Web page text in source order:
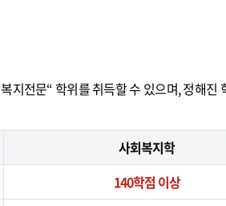
지전문“ 학위를 취득할 수 있으며, 정해진
사회복지학
140학점 이상